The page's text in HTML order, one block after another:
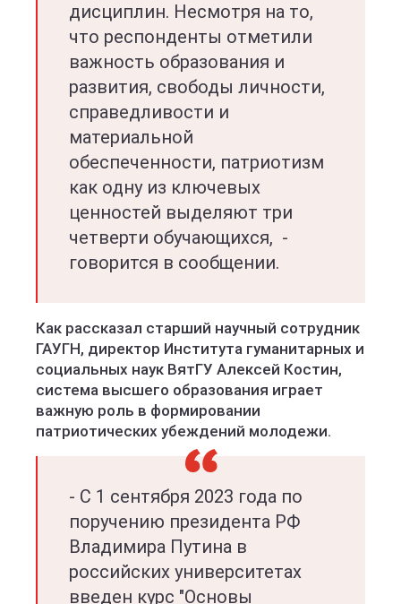
дисциплин. Несмотря на то,
что респонденты отметили
важность образования и
развития, свободы личности,
справедливости и
материальной
обеспеченности, патриотизм
как одну из ключевых
ценностей выделяют три
четверти обучающихся, -
говорится в сообщении.
Как рассказал старший научный сотрудник
ГАУГН, директор Института гуманитарных и
социальных наук ВятГУ Алексей Костин,
система высшего образования играет
важную роль в формировании
патриотических убеждений молодежи.
- С 1 сентября 2023 года по
поручению президента РФ
Владимира Путина в
российских университетах
введен курс "Основы